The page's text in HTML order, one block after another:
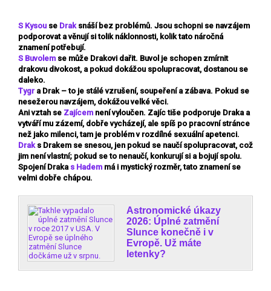
S Kysou se Draksnáší bez problémů. Jsou schopni se navzájem
podporovat a věnují si tolik náklonnosti, kolik tato náročná
znamení potřebují.
S Buvolem se může Drakovi dařit. Buvol je schopen zmírnit
drakovu divokost, a pokud dokážou spolupracovat, dostanou se
daleko.
Tygra Drak – to je stálé vzrušení, soupeření a zábava. Pokud se
nesežerou navzájem, dokážou velké věci.
Ani vztah se Zajícem není vyloučen. Zajíc tiše podporuje Draka a
vytváří mu zázemí, dobře vycházejí, ale spíš po pracovní stránce
než jako milenci, tam je problém v rozdílné sexuální apetenci.
Draks Drakem se snesou, jen pokud se naučí spolupracovat, což
jim není vlastní; pokud se to nenaučí, konkurují si a bojují spolu.
Spojení Draka s Hadem má i mystický rozměr, tato znamení se
velmi dobře chápou.
Astronomické úkazy
2026: Úplné zatmění
Slunce konečně i v
Evropě. Už máte
letenky?